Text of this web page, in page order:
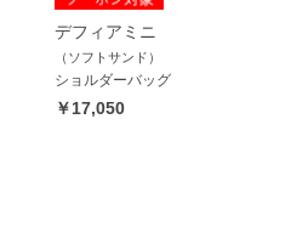
デフィアミニ
（ソフトサンド）
ショルダーバッグ
￥17,050